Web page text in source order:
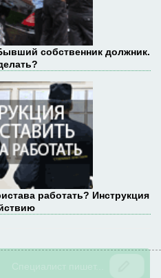
собственник должник.
работать? Инструкция